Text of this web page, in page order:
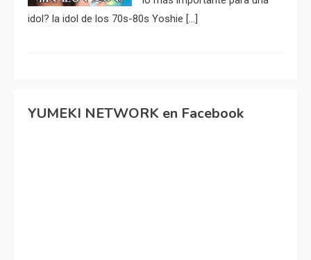
idol? la idol de los 70s-80s Yoshie […]
YUMEKI NETWORK en Facebook